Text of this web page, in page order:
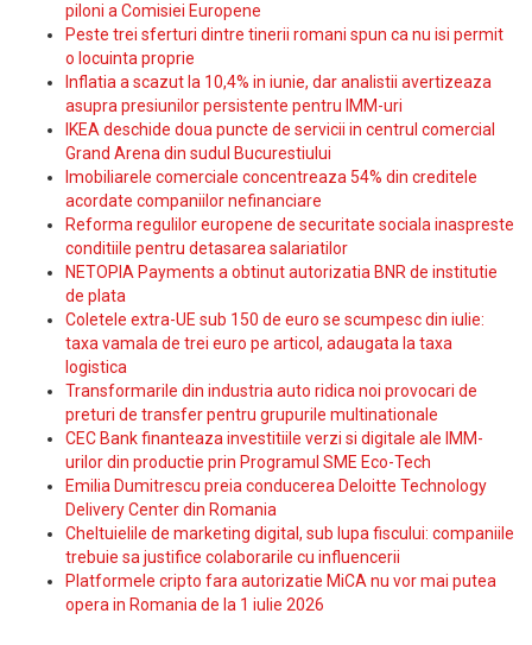
piloni a Comisiei Europene
Peste trei sferturi dintre tinerii romani spun ca nu isi permit
o locuinta proprie
Inflatia a scazut la 10,4% in iunie, dar analistii avertizeaza
asupra presiunilor persistente pentru IMM-uri
IKEA deschide doua puncte de servicii in centrul comercial
Grand Arena din sudul Bucurestiului
Imobiliarele comerciale concentreaza 54% din creditele
acordate companiilor nefinanciare
Reforma regulilor europene de securitate sociala inaspreste
conditiile pentru detasarea salariatilor
NETOPIA Payments a obtinut autorizatia BNR de institutie
de plata
Coletele extra-UE sub 150 de euro se scumpesc din iulie:
taxa vamala de trei euro pe articol, adaugata la taxa
logistica
Transformarile din industria auto ridica noi provocari de
preturi de transfer pentru grupurile multinationale
CEC Bank finanteaza investitiile verzi si digitale ale IMM-
urilor din productie prin Programul SME Eco-Tech
Emilia Dumitrescu preia conducerea Deloitte Technology
Delivery Center din Romania
Cheltuielile de marketing digital, sub lupa fiscului: companiile
trebuie sa justifice colaborarile cu influencerii
Platformele cripto fara autorizatie MiCA nu vor mai putea
opera in Romania de la 1 iulie 2026